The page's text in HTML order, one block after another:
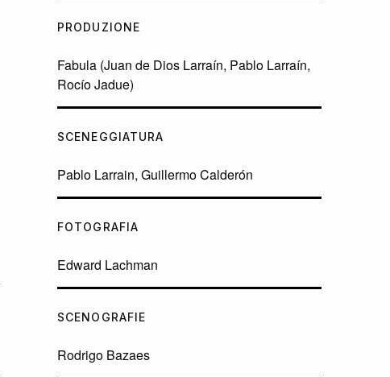
PRODUZIONE
Fabula (Juan de Dios Larraín, Pablo Larraín,
Rocío Jadue)
SCENEGGIATURA
Pablo Larrain, Guillermo Calderón
FOTOGRAFIA
Edward Lachman
SCENOGRAFIE
Rodrigo Bazaes